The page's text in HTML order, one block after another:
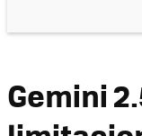
Gemini